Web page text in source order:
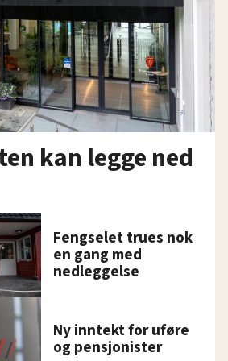
kan legge ned
Fengselet trues nok
en gang med
nedleggelse
Ny inntekt for uføre
og pensjonister